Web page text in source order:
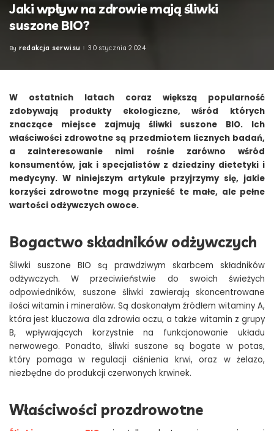
Jaki wpływ na zdrowie mają śliwki
suszone BIO?
Posted
By redakcja serwisu 30 stycznia 2024
W ostatnich latach coraz większą popularność
zdobywają produkty ekologiczne, wśród których
znaczące miejsce zajmują śliwki suszone BIO. Ich
właściwości zdrowotne są przedmiotem licznych badań,
a zainteresowanie nimi rośnie zarówno wśród
konsumentów, jak i specjalistów z dziedziny dietetyki i
medycyny. W niniejszym artykule przyjrzymy się, jakie
korzyści zdrowotne mogą przynieść te małe, ale pełne
wartości odżywczych owoce.
Bogactwo składników odżywczych
Śliwki suszone BIO są prawdziwym skarbcem składników
odżywczych. W przeciwieństwie do swoich świeżych
odpowiedników, suszone śliwki zawierają skoncentrowane
ilości witamin i minerałów. Są doskonałym źródłem witaminy A,
która jest kluczowa dla zdrowia oczu, a także witamin z grupy
B, wpływających korzystnie na funkcjonowanie układu
nerwowego. Ponadto, śliwki suszone są bogate w potas,
który pomaga w regulacji ciśnienia krwi, oraz w żelazo,
niezbędne do produkcji czerwonych krwinek.
Właściwości prozdrowotne